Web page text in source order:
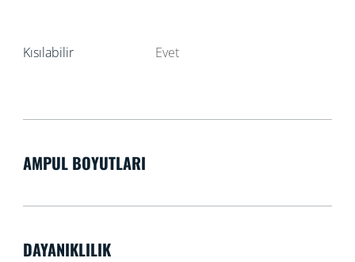
Kısılabilir Evet
AMPUL BOYUTLARI
DAYANIKLILIK